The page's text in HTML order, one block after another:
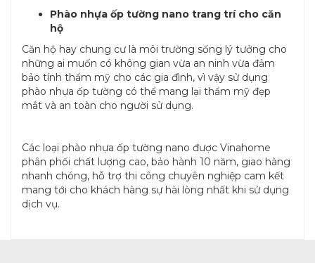
Phào nhựa ốp tường nano trang trí cho căn
hộ
Căn hộ hay chung cư là môi trường sống lý tưởng cho
những ai muốn có không gian vừa an ninh vừa đảm
bảo tính thẩm mỹ cho các gia đình, vì vậy sử dụng
phào nhựa ốp tường có thể mang lại thẩm mỹ đẹp
mắt và an toàn cho người sử dụng.
Các loại phào nhựa ốp tường nano được Vinahome
phân phối chất lượng cao, bảo hành 10 năm, giao hàng
nhanh chóng, hỗ trợ thi công chuyên nghiệp cam kết
mang tới cho khách hàng sự hài lòng nhất khi sử dụng
dịch vụ.